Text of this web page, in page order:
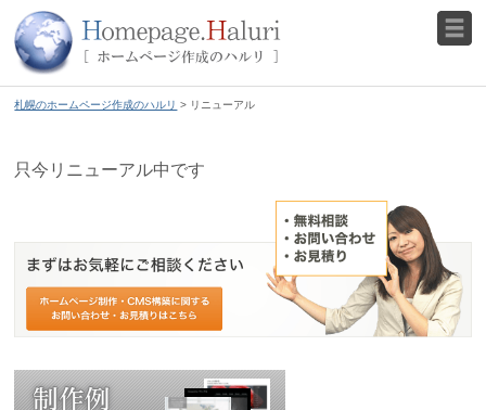
札幌のホームページ作成のハルリ > リニューアル
只今リニューアル中です